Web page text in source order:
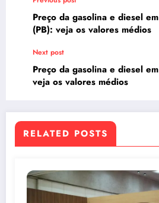
Preço da gasolina e diesel
(PB): veja os valores médios
Next post
Preço da gasolina e diesel
veja os valores médios
RELATED POSTS